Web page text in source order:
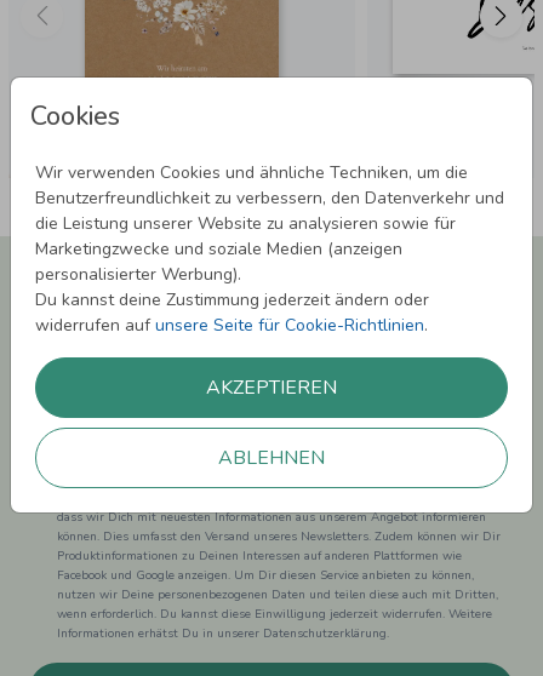
Cookies
Wir verwenden Cookies und ähnliche Techniken, um die
Benutzerfreundlichkeit zu verbessern, den Datenverkehr und
die Leistung unserer Website zu analysieren sowie für
Marketingzwecke und soziale Medien (anzeigen
personalisierter Werbung).
Du kannst deine Zustimmung jederzeit ändern oder
widerrufen aufunsere Seite für Cookie-Richtlinien.
AKZEPTIEREN
ABLEHNEN
Newsletter abonnieren und 5,00 € Rabatt**
sichern!
Melde Dich zu unserem Newsletter an und bleibe auf dem
Laufenden.
dass wir Dich mit neuesten Informationen aus unserem Angebot informieren
können. Dies umfasst den Versand unseres Newsletters. Zudem können wir Dir
Produktinformationen zu Deinen Interessen auf anderen Plattformen wie
Facebook und Google anzeigen. Um Dir diesen Service anbieten zu können,
nutzen wir Deine personenbezogenen Daten und teilen diese auch mit Dritten,
wenn erforderlich. Du kannst diese Einwilligung jederzeit widerrufen. Weitere
Informationen erhätst Du in unserer Datenschutzerklärung.